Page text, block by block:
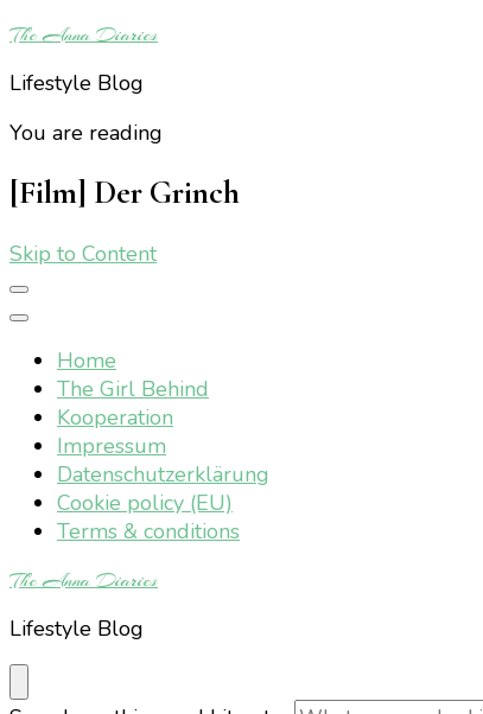
The Anna Diaries
Lifestyle Blog
You are reading
[Film] Der Grinch
Skip to Content
Home
The Girl Behind
Kooperation
Impressum
Datenschutzerklärung
Cookie policy (EU)
Terms & conditions
The Anna Diaries
Lifestyle Blog